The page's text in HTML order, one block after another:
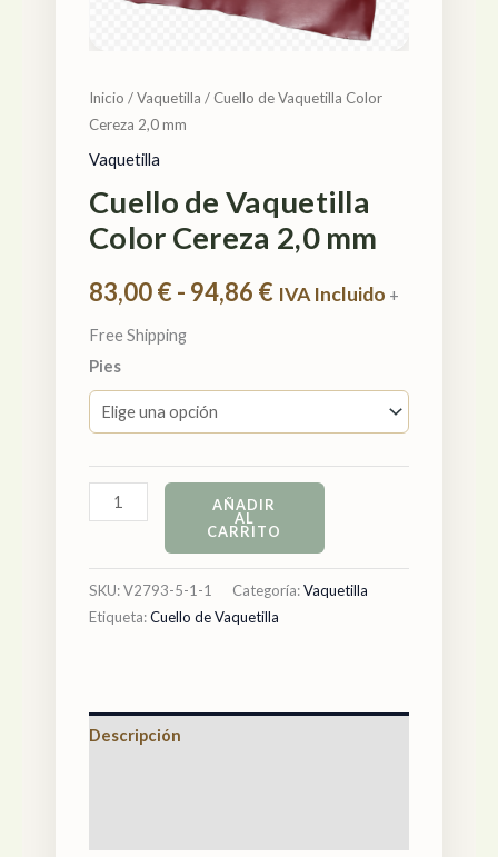
Inicio /Vaquetilla / Cuello de Vaquetilla Color
Cereza 2,0 mm
Vaquetilla
Cuello de Vaquetilla
Color Cereza 2,0 mm
83,00€- 94,86 €
hasta
IVA Incluido +
Free Shipping
Pies
AÑADIR
AL
CARRITO
SKU:V2793-5-1-1 Categoría:Vaquetilla
Etiqueta:Cuello de Vaquetilla
Descripción